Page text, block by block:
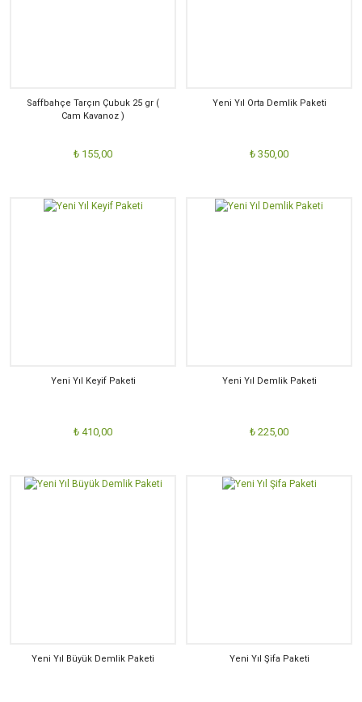
Saffbahçe Tarçın Çubuk 25 gr (
Cam Kavanoz )
₺ 155,00
Yeni Yıl Orta Demlik Paketi
₺ 350,00
Yeni Yıl Keyif Paketi
₺ 410,00
Yeni Yıl Demlik Paketi
₺ 225,00
Yeni Yıl Büyük Demlik Paketi Yeni Yıl Şifa Paketi